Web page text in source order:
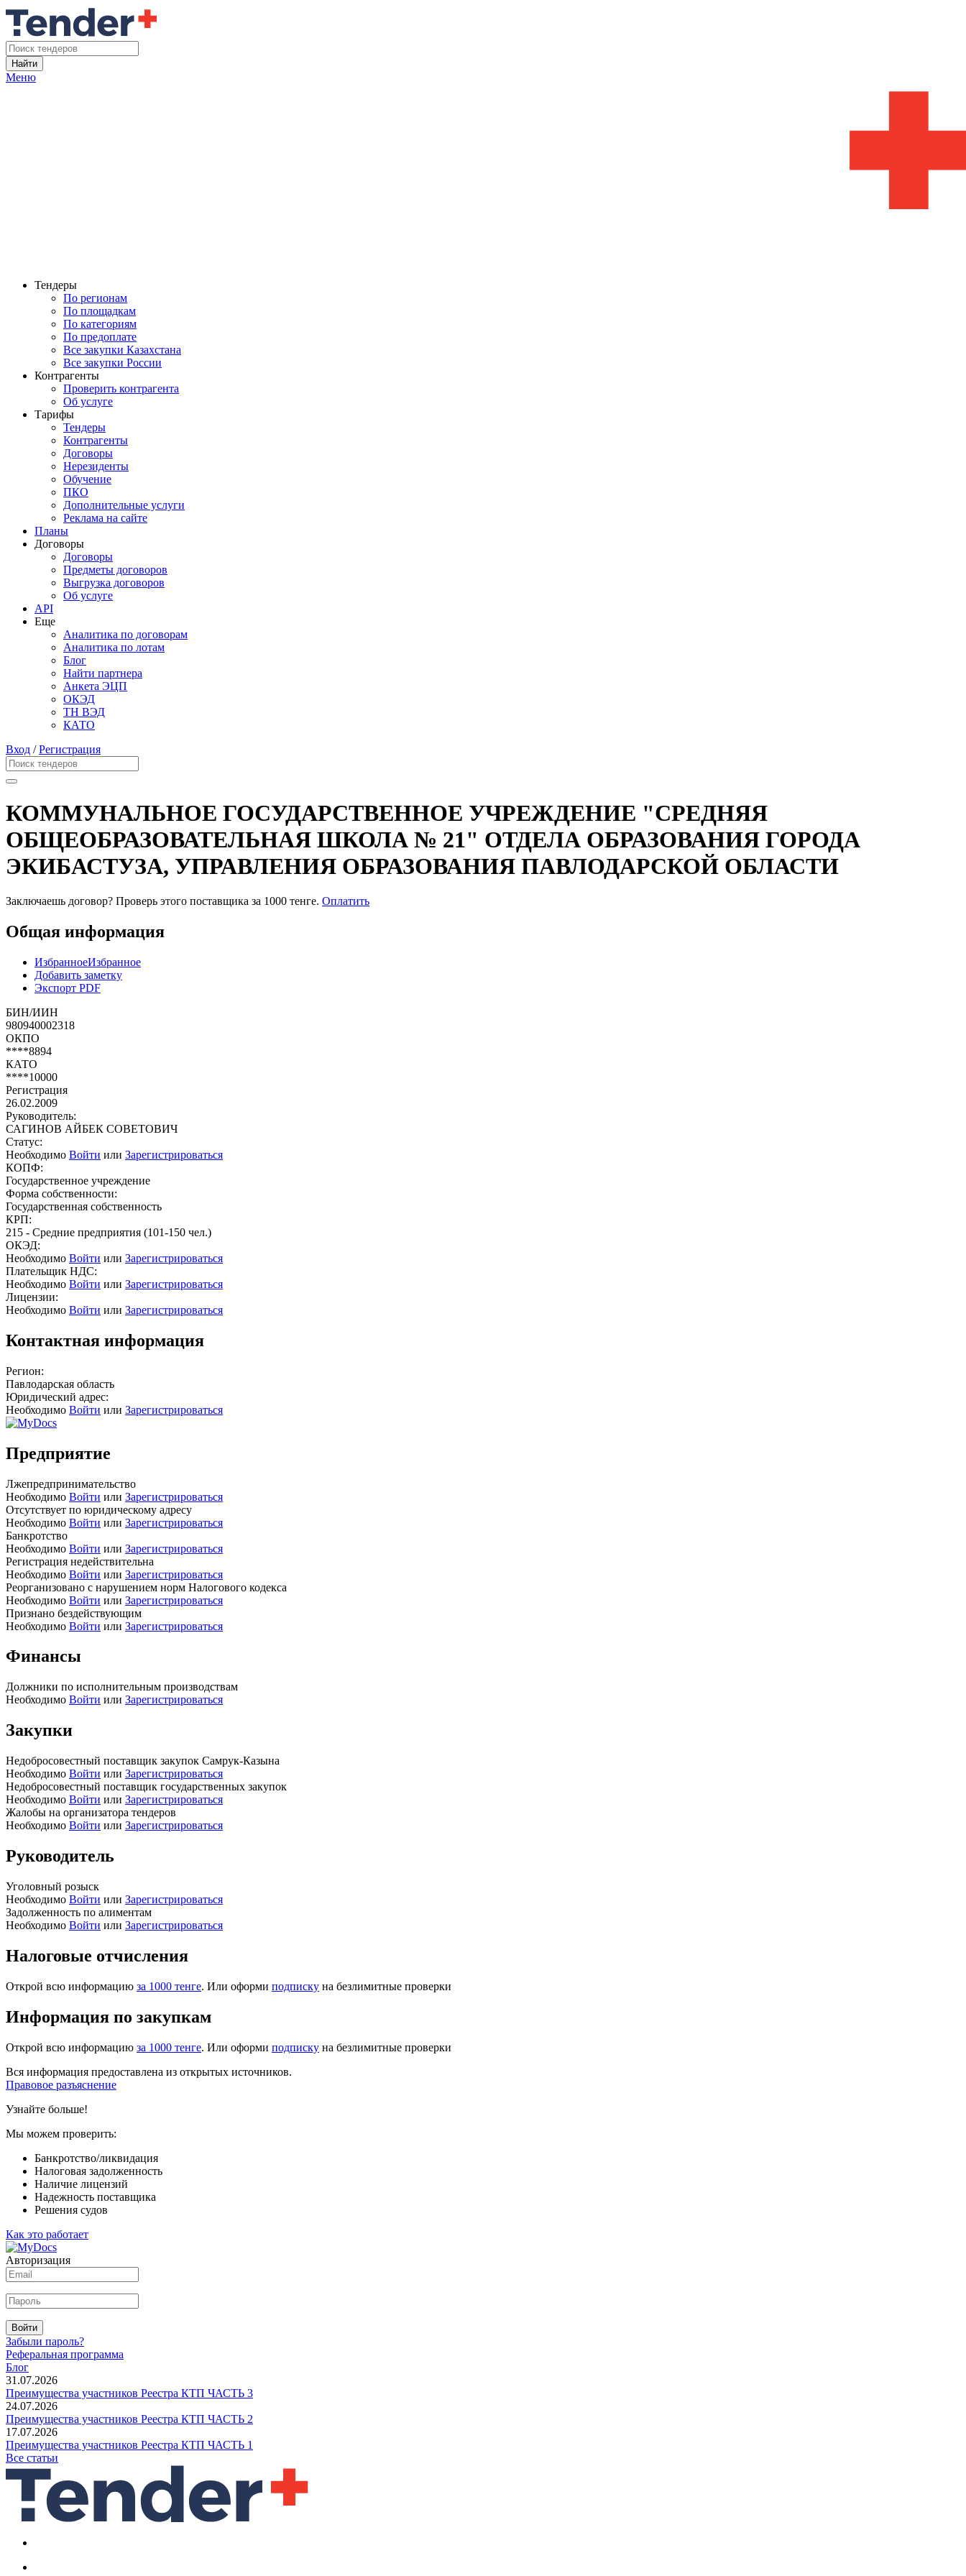
Найти
Меню
Тендеры
По регионам
По площадкам
По категориям
По предоплате
Все закупки Казахстана
Все закупки России
Контрагенты
Проверить контрагента
Об услуге
Тарифы
Тендеры
Контрагенты
Договоры
Нерезиденты
Обучение
ПКО
Дополнительные услуги
Реклама на сайте
Планы
Договоры
Договоры
Предметы договоров
Выгрузка договоров
Об услуге
API
Еще
Аналитика по договорам
Аналитика по лотам
Блог
Найти партнера
Анкета ЭЦП
ОКЭД
ТН ВЭД
КАТО
Вход /Регистрация
КОММУНАЛЬНОЕ ГОСУДАРСТВЕННОЕ УЧРЕЖДЕНИЕ "СРЕДНЯЯ
ОБЩЕОБРАЗОВАТЕЛЬНАЯ ШКОЛА № 21" ОТДЕЛА ОБРАЗОВАНИЯ ГОРОДА
ЭКИБАСТУЗА, УПРАВЛЕНИЯ ОБРАЗОВАНИЯ ПАВЛОДАРСКОЙ ОБЛАСТИ
Заключаешь договор? Проверь этого поставщика за 1000 тенге. Оплатить
Общая информация
ИзбранноеИзбранное
Добавить заметку
Экспорт PDF
БИН/ИИН
980940002318
ОКПО
****8894
КАТО
****10000
Регистрация
26.02.2009
Руководитель:
САГИНОВ АЙБЕК СОВЕТОВИЧ
Статус:
Необходимо Войти или Зарегистрироваться
КОПФ:
Государственное учреждение
Форма собственности:
Государственная собственность
КРП:
215 - Средние предприятия (101-150 чел.)
ОКЭД:
Необходимо Войти или Зарегистрироваться
Плательщик НДС:
Необходимо Войти или Зарегистрироваться
Лицензии:
Необходимо Войти или Зарегистрироваться
Контактная информация
Регион:
Павлодарская область
Юридический адрес:
Необходимо Войти или Зарегистрироваться
Предприятие
Лжепредпринимательство
Необходимо Войти или Зарегистрироваться
Отсутствует по юридическому адресу
Необходимо Войти или Зарегистрироваться
Банкротство
Необходимо Войти или Зарегистрироваться
Регистрация недействительна
Необходимо Войти или Зарегистрироваться
Реорганизовано с нарушением норм Налогового кодекса
Необходимо Войти или Зарегистрироваться
Признано бездействующим
Необходимо Войти или Зарегистрироваться
Финансы
Должники по исполнительным производствам
Необходимо Войти или Зарегистрироваться
Закупки
Недобросовестный поставщик закупок Самрук-Казына
Необходимо Войти или Зарегистрироваться
Недобросовестный поставщик государственных закупок
Необходимо Войти или Зарегистрироваться
Жалобы на организатора тендеров
Необходимо Войти или Зарегистрироваться
Руководитель
Уголовный розыск
Необходимо Войти или Зарегистрироваться
Задолженность по алиментам
Необходимо Войти или Зарегистрироваться
Налоговые отчисления
Открой всю информацию за 1000 тенге. Или оформи подписку на безлимитные проверки
Информация по закупкам
Открой всю информацию за 1000 тенге. Или оформи подписку на безлимитные проверки
Вся информация предоставлена из открытых источников.
Правовое разъяснение
Узнайте больше!
Мы можем проверить:
Банкротство/ликвидация
Налоговая задолженность
Наличие лицензий
Надежность поставщика
Решения судов
Как это работает
Авторизация
Войти
Забыли пароль?
Реферальная программа
Блог
31.07.2026
Преимущества участников Реестра КТП ЧАСТЬ 3
24.07.2026
Преимущества участников Реестра КТП ЧАСТЬ 2
17.07.2026
Преимущества участников Реестра КТП ЧАСТЬ 1
Все статьи